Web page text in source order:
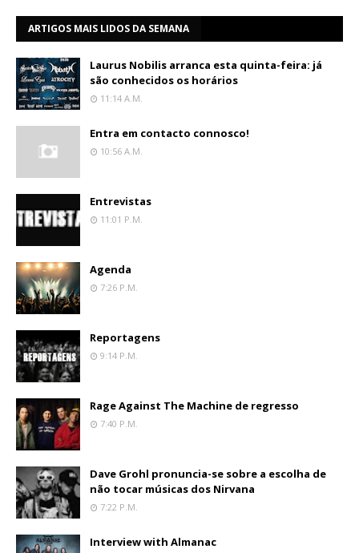
ARTIGOS MAIS LIDOS DA SEMANA
Laurus Nobilis arranca esta quinta-feira: já
são conhecidos os horários
11:14 A.m.
Entra em contacto connosco!
10:56 A.m.
Entrevistas
11:01 P.m.
Agenda
7:26 P.m.
Reportagens
9:14 P.m.
Rage Against The Machine de regresso
7:40 P.m.
Dave Grohl pronuncia-se sobre a escolha de
não tocar músicas dos Nirvana
7:22 P.m.
Interview with Almanac